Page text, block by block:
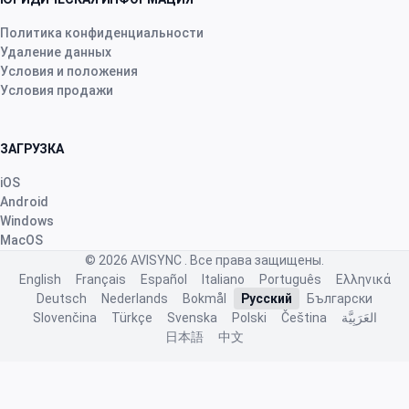
Пятизвездочный рейтинг
“Best app ever!”
2 месяца назад
Wackes à Plumes France
starstarstarstar star v4.3.21
“Au top avec énormément de possibilités
Политика конфиденциальности
Удаление данных
Условия и положения
Условия продажи
ЗАГРУЗКА
iOS
Android
Windows
MacOS
© 2026 AVISYNC . Все права защищены.
English
Français Español Italiano Português
Ελληνικά
Deutsch
Nederlands Bokmål Русский
Български
Slovenčina
Türkçe Svenska Polski Čeština
العَرَبِيَّة
日本語
中文